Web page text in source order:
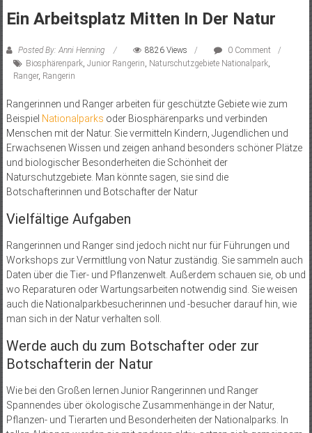
Ein Arbeitsplatz Mitten In Der Natur
Posted By: Anni Henning 8826 Views
0 Comment
Biosphärenpark, Junior Rangerin, Naturschutzgebiete Nationalpark,
Ranger, Rangerin
Rangerinnen und Ranger arbeiten für geschützte Gebiete wie zum
Beispiel Nationalparks oder Biosphärenparks und verbinden
Menschen mit der Natur. Sie vermitteln Kindern, Jugendlichen und
Erwachsenen Wissen und zeigen anhand besonders schöner Plätze
und biologischer Besonderheiten die Schönheit der
Naturschutzgebiete. Man könnte sagen, sie sind die
Botschafterinnen und Botschafter der Natur
Vielfältige Aufgaben
Rangerinnen und Ranger sind jedoch nicht nur für Führungen und
Workshops zur Vermittlung von Natur zuständig. Sie sammeln auch
Daten über die Tier- und Pflanzenwelt. Außerdem schauen sie, ob und
wo Reparaturen oder Wartungsarbeiten notwendig sind. Sie weisen
auch die Nationalparkbesucherinnen und -besucher darauf hin, wie
man sich in der Natur verhalten soll.
Werde auch du zum Botschafter oder zur
Botschafterin der Natur
Wie bei den Großen lernen Junior Rangerinnen und Ranger
Spannendes über ökologische Zusammenhänge in der Natur,
Pflanzen- und Tierarten und Besonderheiten der Nationalparks. In